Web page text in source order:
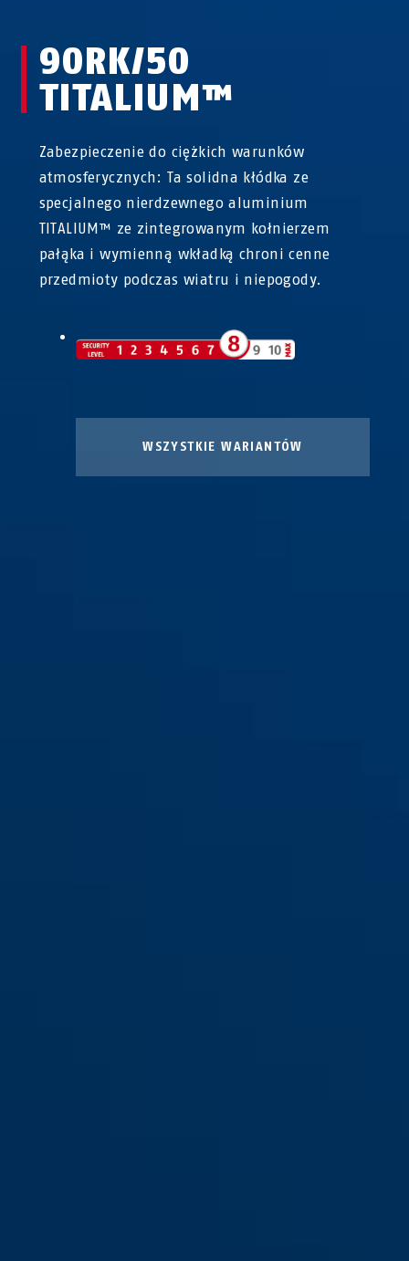
90RK/50
TITALIUM™
Zabezpieczenie do ciężkich warunków
atmosferycznych: Ta solidna kłódka ze
specjalnego nierdzewnego aluminium
TITALIUM™ ze zintegrowanym kołnierzem
pałąka i wymienną wkładką chroni cenne
przedmioty podczas wiatru i niepogody.
WSZYSTKIE WARIANTÓW